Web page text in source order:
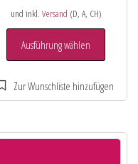
und inkl. Versand (D, A, CH)
Ausführung wählen